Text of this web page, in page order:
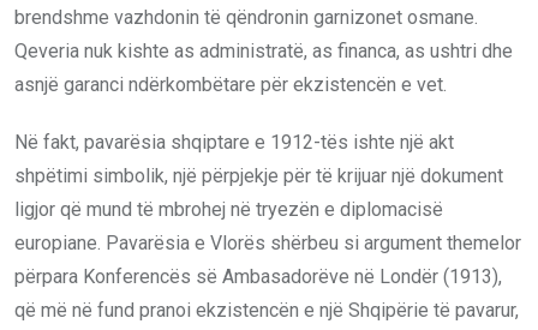
brendshme vazhdonin të qëndronin garnizonet osmane.
Qeveria nuk kishte as administratë, as financa, as ushtri dhe
asnjë garanci ndërkombëtare për ekzistencën e vet.
Në fakt, pavarësia shqiptare e 1912-tës ishte një akt
shpëtimi simbolik, një përpjekje për të krijuar një dokument
ligjor që mund të mbrohej në tryezën e diplomacisë
europiane. Pavarësia e Vlorës shërbeu si argument themelor
përpara Konferencës së Ambasadorëve në Londër (1913),
që më në fund pranoi ekzistencën e një Shqipërie të pavarur,